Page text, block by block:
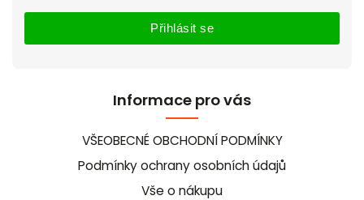
Informace pro vás
VŠEOBECNÉ OBCHODNÍ PODMÍNKY
Podmínky ochrany osobních údajů
Vše o nákupu
Přihlásit se